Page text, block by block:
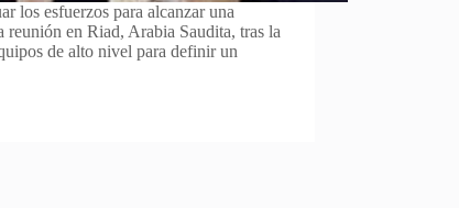
los esfuerzos para alcanzar una
en Riad, Arabia Saudita, tras la
de alto nivel para definir un